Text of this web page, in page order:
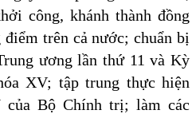
công, khánh thành đồng
trên cả nước; chuẩn bị
ương lần thứ 11 và Kỳ
XV; tập trung thực hiện
của Bộ Chính trị; làm các